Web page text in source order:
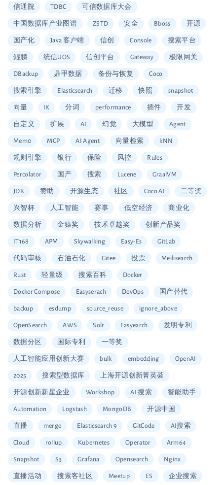
信通院 TDBC 可信数据库大会
中国数据库产业图谱 ZSTD 安全 Bboss 开源
国产化 Java 客户端 信创 Console 搜索平台
鲲鹏 统信UOS 信创平台 Gateway 极限网关
DBackup 鼎甲数据 备份与恢复 Coco
搜索引擎 Elasticsearch 迁移 快照 snapshot
向量 IK 分词 performance 插件 开发
自定义 扩展 AI 幻觉 大模型 Agent
Mem0 MCP AI Agent 向量检索 kNN
规则引擎 银行 保险 风控 Rules
Percolator 国产 搜索 Lucene GraalVM
JDK 赞助 开源生态 社区 Coco AI 二等奖
兴智杯 人工智能 赛事 低空经济 商业化
数据分析 金猿奖 技术卓越奖 创新产品奖
IT168 APM Skywalking Easy-Es GitLab
代码审核 石油石化 Gitee 投票 Meilisearch
Rust 轻量级 搜索百科 Docker
Docker Compose Easyserach DevOps 国产替代
backup esdump source_reuse ignore_above
OpenSearch AWS Solr Easyearch 发明专利
数据分区 国际专利 一等奖
人工智能应用创新大赛 bulk embedding OpenAI
2025 搜索型数据库 上海开源创新菁英荟
开源创新新星企业 Workshop AI 搜索 智能助手
Automation Logstash MongoDB 开源中国
直播 merge Elasticsearch 9 GitCode AI搜索
Cloud rollup Kubernetes Operator Arm64
Snapshot S3 Grafana Opensearch Nginx
直播活动 搜索客社区 Meetup ES 企业搜索